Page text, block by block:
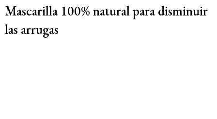
Mascarilla 100% natural para disminuir
las arrugas